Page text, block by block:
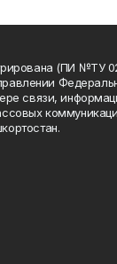
(ПИ №ТУ
связи,